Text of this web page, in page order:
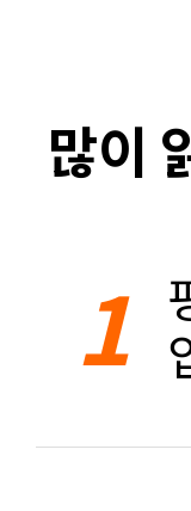
많이
1